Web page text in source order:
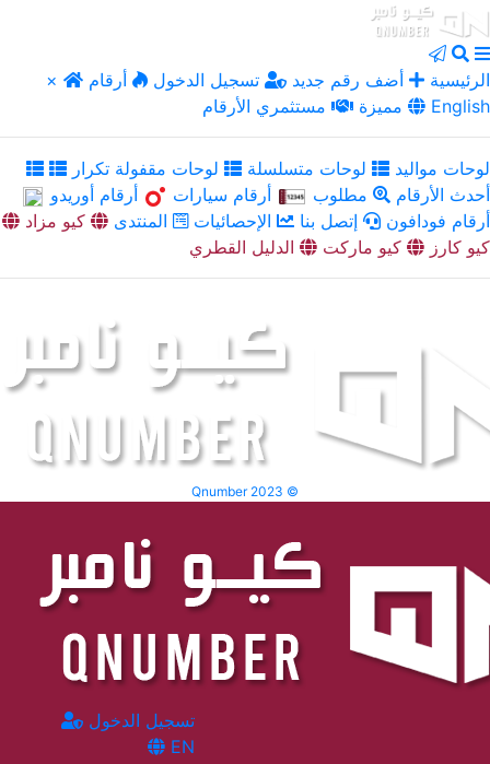
× الرئيسية أضف رقم جديد تسجيل الدخول
أرقام
مميزة
مستثمري الأرقام English
لوحات مواليد لوحات متسلسلة
لوحات مقفولة تكرار
أحدث الأرقام
مطلوب أرقام سيارات
أرقام أوريدو
أرقام فودافون
إتصل بنا الإحصائيات المنتدى
كيو مزاد
كيو كارز
كيو ماركت الدليل القطري
Qnumber 2023 ©
تسجيل الدخول
EN